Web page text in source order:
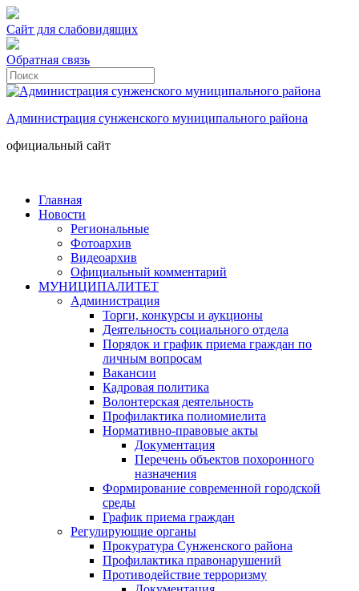
Сайт для слабовидящих
Обратная связь
Администрация сунженского муниципального района
официальный сайт
Главная
Новости
Региональные
Фотоархив
Видеоархив
Официальный комментарий
МУНИЦИПАЛИТЕТ
Администрация
Торги, конкурсы и аукционы
Деятельность социального отдела
Порядок и график приема граждан по
личным вопросам
Вакансии
Кадровая политика
Волонтерская деятельность
Профилактика полиомиелита
Нормативно-правовые акты
Документация
Перечень объектов похоронного
назначения
Формирование современной городской
среды
График приема граждан
Регулирующие органы
Прокуратура Сунженского района
Профилактика правонарушений
Противодействие терроризму